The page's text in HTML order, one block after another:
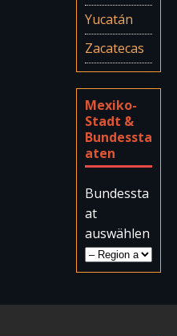
Yucatán
Zacatecas
Mexiko-
Stadt &
Bundessta
aten
Bundessta
at
auswählen